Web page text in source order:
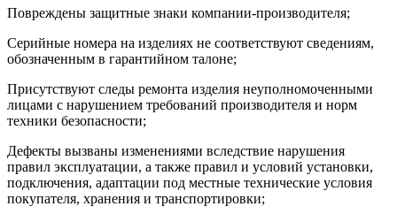
Повреждены защитные знаки компании-производителя;
Серийные номера на изделиях не соответствуют сведениям,
обозначенным в гарантийном талоне;
Присутствуют следы ремонта изделия неуполномоченными
лицами с нарушением требований производителя и норм
техники безопасности;
Дефекты вызваны изменениями вследствие нарушения
правил эксплуатации, а также правил и условий установки,
подключения, адаптации под местные технические условия
покупателя, хранения и транспортировки;